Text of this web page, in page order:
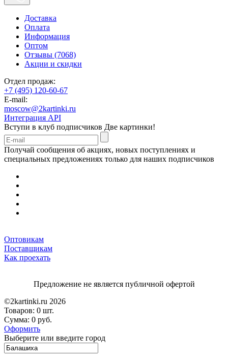
Доставка
Оплата
Информация
Оптом
Отзывы (7068)
Акции и скидки
Отдел продаж:
+7 (495) 120-60-67
E-mail:
moscow@2kartinki.ru
Интеграция API
Вступи в клуб подписчиков Две картинки!
Получай сообщения об акциях, новых поступлениях и
специальных предложениях только для наших подписчиков
Оптовикам
Поставщикам
Как проехать
Предложение не является публичной офертой
©2kartinki.ru 2026
Товаров: 0 шт.
Сумма: 0 руб.
Оформить
Выберите или введите город